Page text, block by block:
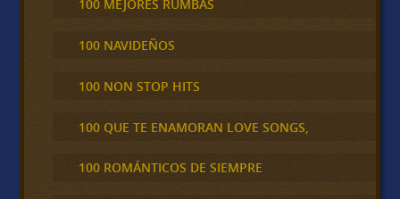
100 MEJORES RUMBAS
100 NAVIDEÑOS
100 NON STOP HITS
100 QUE TE ENAMORAN LOVE SONGS,
100 ROMÁNTICOS DE SIEMPRE